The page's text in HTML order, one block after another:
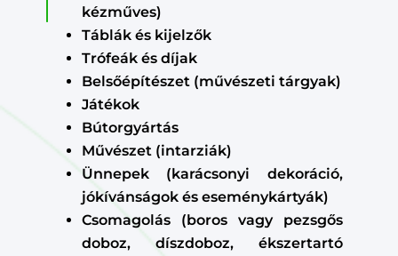
kézműves)
Táblák és kijelzők
Trófeák és díjak
Belsőépítészet (művészeti tárgyak)
Játékok
Bútorgyártás
Művészet (intarziák)
Ünnepek (karácsonyi dekoráció,
jókívánságok és eseménykártyák)
Csomagolás (boros vagy pezsgős
doboz, díszdoboz, ékszertartó